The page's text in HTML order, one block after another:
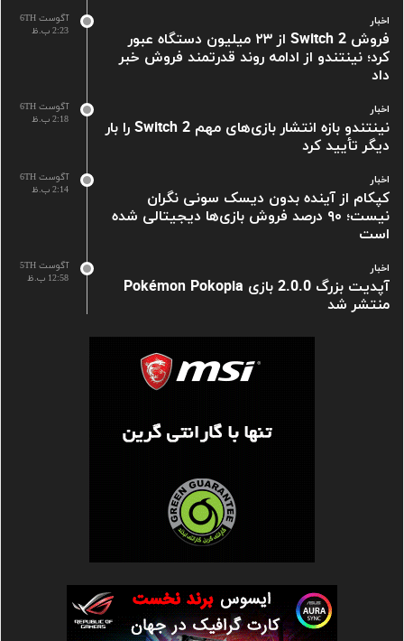
آگوست 6TH
2:23 ب.ظ
اخبار
فروش Switch 2 از ۲۳ میلیون دستگاه عبور
کرد؛ نینتندو از ادامه روند قدرتمند فروش خبر
داد
آگوست 6TH
2:18 ب.ظ
اخبار
نینتندو بازه انتشار بازی‌های مهم Switch 2 را بار
دیگر تأیید کرد
آگوست 6TH
2:14 ب.ظ
اخبار
کپکام از آینده بدون دیسک سونی نگران
نیست؛ ۹۰ درصد فروش بازی‌ها دیجیتالی شده
است
آگوست 5TH
12:58 ب.ظ
اخبار
آپدیت بزرگ 2.0.0 بازی Pokémon Pokopia
منتشر شد